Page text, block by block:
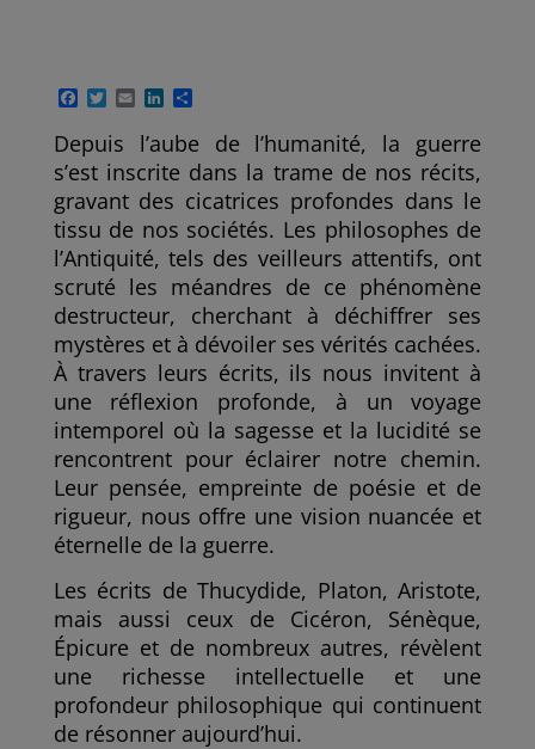
F
c
e
b
o
o
k
T
i
t
t
e
r
E
a
l
L
n
k
e
d
I
n
P
r
t
a
g
e
r
Depuis l’aube de l’humanité, la guerre
s’est inscrite dans la trame de nos récits,
gravant des cicatrices profondes dans le
tissu de nos sociétés. Les philosophes de
l’Antiquité, tels des veilleurs attentifs, ont
scruté les méandres de ce phénomène
destructeur, cherchant à déchiffrer ses
mystères et à dévoiler ses vérités cachées.
À travers leurs écrits, ils nous invitent à
une réflexion profonde, à un voyage
intemporel où la sagesse et la lucidité se
rencontrent pour éclairer notre chemin.
Leur pensée, empreinte de poésie et de
rigueur, nous offre une vision nuancée et
éternelle de la guerre.
Les écrits de Thucydide, Platon, Aristote,
mais aussi ceux de Cicéron, Sénèque,
Épicure et de nombreux autres, révèlent
une richesse intellectuelle et une
profondeur philosophique qui continuent
de résonner aujourd’hui.